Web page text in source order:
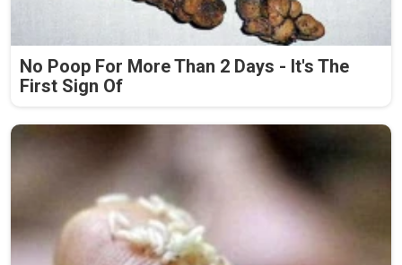
No Poop For More Than 2 Days - It's The
First Sign Of